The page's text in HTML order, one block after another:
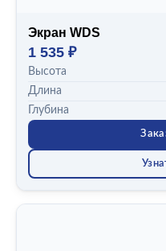
Экран WDS
1 535 ₽
Высота
Длина
Глубина